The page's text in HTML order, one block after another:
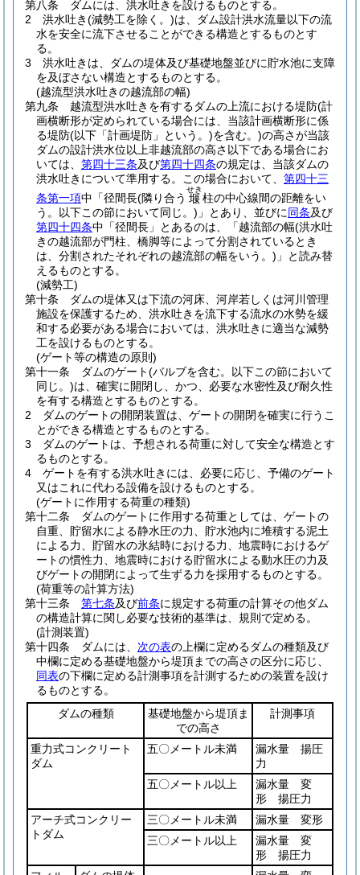
第八条
ダムには、洪水吐きを設けるものとする。
2
洪水吐き(減勢工を除く。)は、ダム設計洪水流量以下の流
水を安全に流下させることができる構造とするものとす
る。
3
洪水吐きは、ダムの堤体及び基礎地盤並びに貯水池に支障
を及ぼさない構造とするものとする。
(越流型洪水吐きの越流部の幅)
第九条
越流型洪水吐きを有するダムの上流における堤防(計
画横断形が定められている場合には、当該計画横断形に係
る堤防(以下「計画堤防」という。)を含む。)の高さが当該
ダムの設計洪水位以上非越流部の高さ以下である場合にお
いては、 第四十三条及び第四十四条の規定は、当該ダムの
洪水吐きについて準用する。
この場合において、 第四十三
条第一項中「径間長(隣り合う 堰
せき
柱の中心線間の距離をい
う。以下この節において同じ。) 」とあり、並びに同条及び
第四十四条中「径間長」とあるのは、「越流部の幅(洪水吐
きの越流部が門柱、橋脚等によって分割されているとき
は、分割されたそれぞれの越流部の幅をいう。) 」と読み替
えるものとする。
(減勢工)
第十条
ダムの堤体又は下流の河床、河岸若しくは河川管理
施設を保護するため、洪水吐きを流下する流水の水勢を緩
和する必要がある場合においては、洪水吐きに適当な減勢
工を設けるものとする。
(ゲート等の構造の原則)
第十一条
ダムのゲート(バルブを含む。以下この節において
同じ。)は、確実に開閉し、かつ、必要な水密性及び耐久性
を有する構造とするものとする。
2
ダムのゲートの開閉装置は、ゲートの開閉を確実に行うこ
とができる構造とするものとする。
3
ダムのゲートは、予想される荷重に対して安全な構造とす
るものとする。
4
ゲートを有する洪水吐きには、必要に応じ、予備のゲート
又はこれに代わる設備を設けるものとする。
(ゲートに作用する荷重の種類)
第十二条
ダムのゲートに作用する荷重としては、ゲートの
自重、貯留水による静水圧の力、貯水池内に堆積する泥土
による力、貯留水の氷結時における力、地震時におけるゲ
ートの慣性力、地震時における貯留水による動水圧の力及
びゲートの開閉によって生ずる力を採用するものとする。
(荷重等の計算方法)
第十三条
第七条及び前条に規定する荷重の計算その他ダム
の構造計算に関し必要な技術的基準は、規則で定める。
(計測装置)
第十四条
ダムには、 次の表の上欄に定めるダムの種類及び
中欄に定める基礎地盤から堤頂までの高さの区分に応じ、
同表の下欄に定める計測事項を計測するための装置を設け
るものとする。
ダムの種類
基礎地盤から堤頂ま
での高さ
計測事項
重力式コンクリート
ダム
五〇メートル未満
漏水量 揚圧
力
五〇メートル以上
漏水量 変
形 揚圧力
アーチ式コンクリー
トダム
三〇メートル未満
漏水量 変形
三〇メートル以上
漏水量 変
形 揚圧力